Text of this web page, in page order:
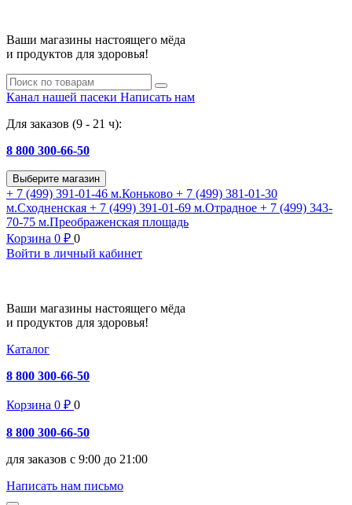
Ваши магазины настоящего мёда
и продуктов для здоровья!
Канал нашей пасеки Написать нам
Для заказов (9 - 21 ч):
8 800 300-66-50
Выберите магазин
+ 7 (499) 391-01-46 м.Коньково + 7 (499) 381-01-30
м.Сходненская + 7 (499) 391-01-69 м.Отрадное + 7 (499) 343-
70-75 м.Преображенская площадь
Корзина 0 ₽ 0
Войти в личный кабинет
Ваши магазины настоящего мёда
и продуктов для здоровья!
Каталог
8 800 300-66-50
Корзина 0 ₽ 0
8 800 300-66-50
для заказов с 9:00 до 21:00
Написать нам письмо